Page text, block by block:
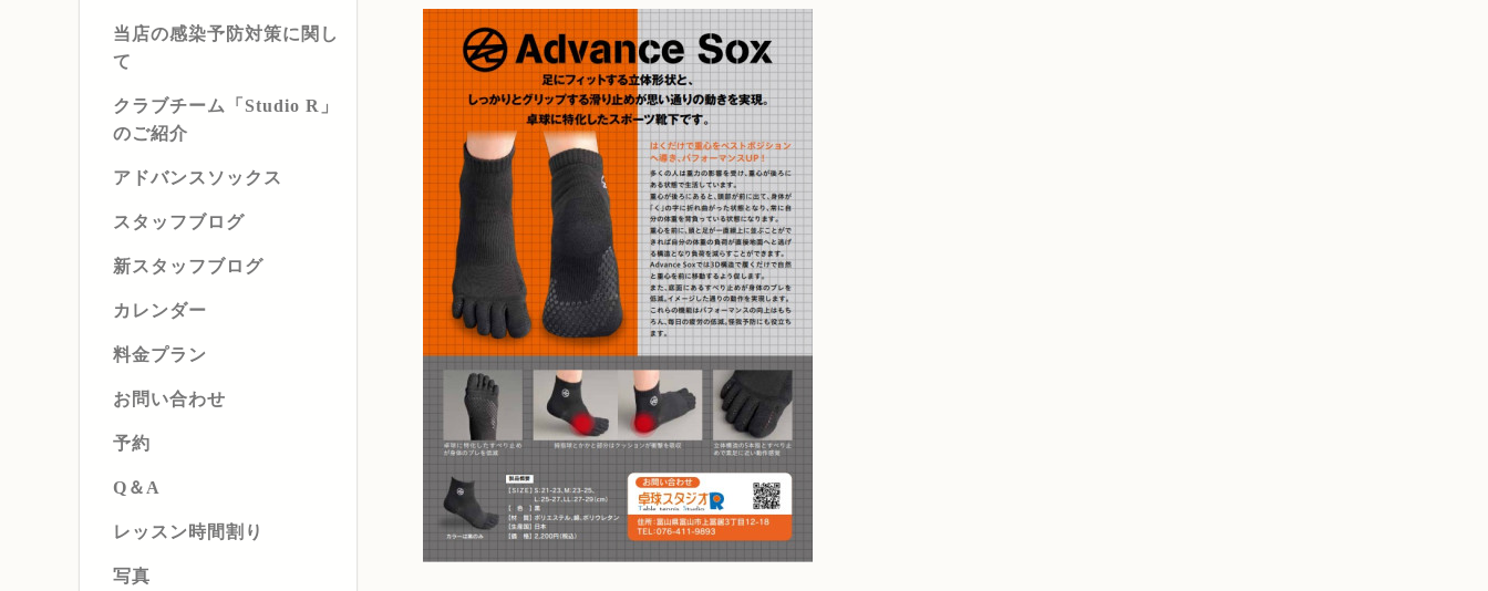
当店の感染予防対策に関し
て
クラブチーム「Studio R」
のご紹介
アドバンスソックス
スタッフブログ
新スタッフブログ
カレンダー
料金プラン
お問い合わせ
予約
Q＆A
レッスン時間割り
写真